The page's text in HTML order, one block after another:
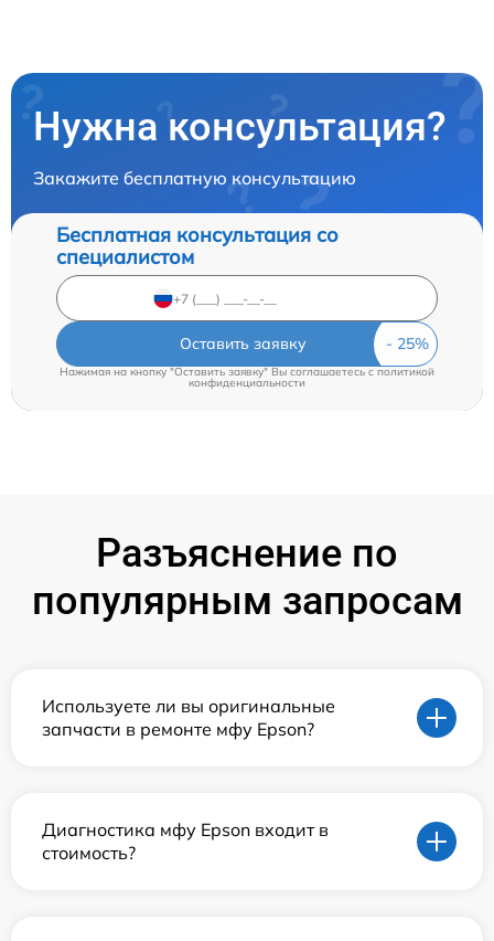
Нужна консультация?
Закажите бесплатную консультацию
Бесплатная консультация со
специалистом
Оставить заявку
Нажимая на кнопку "Оставить заявку" Вы соглашаетесь cполитикой
конфиденциальности
Разъяснение по
популярным запросам
Используете ли вы оригинальные
запчасти в ремонте мфу Epson?
Диагностика мфу Epson входит в
стоимость?